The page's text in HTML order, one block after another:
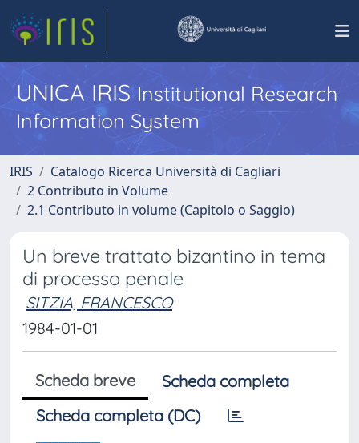
UNICA IRISInstitutional Research
Information System
IRIS
Catalogo Ricerca Università di Cagliari
2 Contributo in Volume
2.1 Contributo in volume (Capitolo o Saggio)
Un breve trattato bizantino in tema
di processo penale
SITZIA, FRANCESCO
1984-01-01
Scheda breve
Scheda completa
Scheda completa (DC)